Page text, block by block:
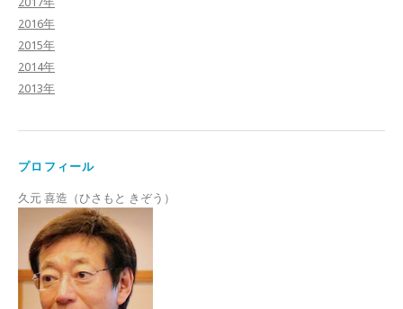
2016年
2015年
2014年
2013年
プロフィール
久元 喜造（ひさもと きぞう）